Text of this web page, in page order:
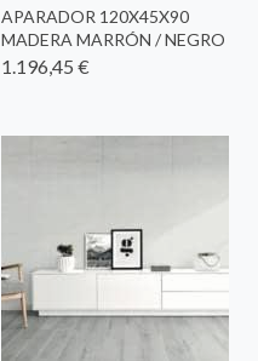
APARADOR 120X45X90
MADERA MARRÓN / NEGRO
1.196,45 €